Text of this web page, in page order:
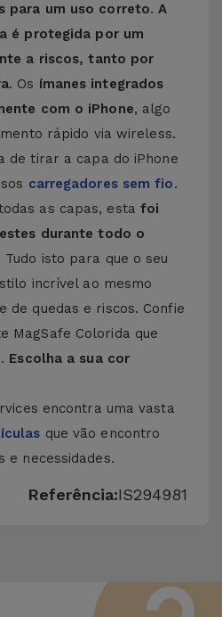
para um uso correto.A
é protegida por um
a riscos, tanto por
. Os ímanes integrados
com o iPhone, algo
rápido via wireless.
de tirar a capa do iPhone
carregadores sem fio.
as capas, esta foi
durante todo o
Tudo isto para que o seu
incrível ao mesmo
de quedas e riscos. Confie
MagSafe Colorida que
Escolha a sua cor
encontra uma vasta
que vão encontro
e necessidades.
Referência:IS294981